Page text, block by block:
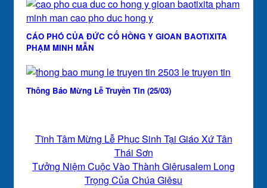
CÁO PHÓ CỦA ĐỨC CỐ HỒNG Y GIOAN BAOTIXITA
PHẠM MINH MẪN
Thông Báo Mừng Lễ Truyền Tin (25/03)
Tĩnh Tâm Mừng Lễ Phục Sinh Tại Giáo Xứ Tân
Thái Sơn
Tưởng Niệm Cuộc Vào Thành Giêrusalem Long
Trọng Của Chúa Giêsu